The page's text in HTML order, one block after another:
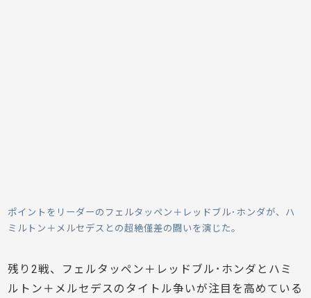
ポイントをリーダーのフェルタッペン＋レッドブル･ホンダが、ハ
ミルトン＋メルセデスとの超絶僅差の闘いを演じた。
残り2戦、フェルタッペン＋レッドブル･ホンダとハミ
ルトン＋メルセデスのタイトル争いが注目を高めている